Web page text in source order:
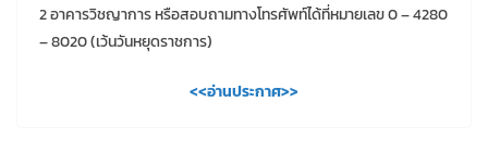
2 อาคารวิชญาการ หรือสอบถามทางโทรศัพท์ได้ที่หมายเลข 0 – 4280
– 8020 (เว้นวันหยุดราชการ)
<<อ่านประกาศ>>